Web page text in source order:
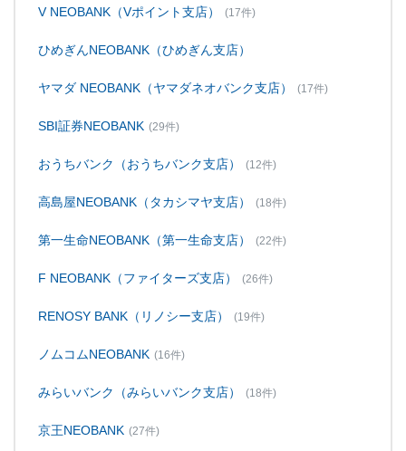
V NEOBANK（Vポイント支店） (17件)
ひめぎんNEOBANK（ひめぎん支店）
ヤマダ NEOBANK（ヤマダネオバンク支店） (17件)
SBI証券NEOBANK (29件)
おうちバンク（おうちバンク支店） (12件)
高島屋NEOBANK（タカシマヤ支店） (18件)
第一生命NEOBANK（第一生命支店） (22件)
F NEOBANK（ファイターズ支店） (26件)
RENOSY BANK（リノシー支店） (19件)
ノムコムNEOBANK (16件)
みらいバンク（みらいバンク支店） (18件)
京王NEOBANK (27件)